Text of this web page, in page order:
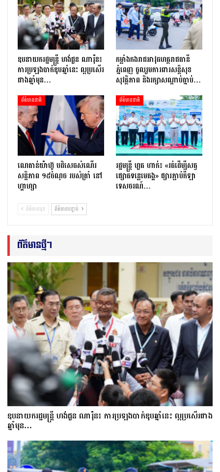
ឧបនាយករដ្ឋមន្ត្រី ហង់ជួន ណារ៉ុន៖
ការប្រឡងបាក់ឌុបឆ្នាំនេះ ល្អប្រសើរ
ជាងឆ្នាំមុន…
កម្លាំងកងរាជអាវុធហត្ថរាជធានី
ភ្នំពេញ ចូលរួមការពារសន្តិសុខ
សុវត្ថិភាព និងរក្សាសណ្តាប់ធ្នាប់…
ព័ត៌មានជាតិ
ណេតាន់យ៉ាហ៊ូ បដិសេធសំណើរ
សន្តិភាព ១៥ចំណុច របស់ត្រាំ នៅ
ហ្គាហ្សា
ព័ត៌មានជាតិ
រដ្ឋមន្ត្រី ហួត ហាក់៖ «រត់ដើម្បីសត្វ
ផ្សោតទន្លេមេគង្គ» ផ្សារភ្ជាប់កីឡា
ទេសចរណ៍…
ព័ត៌មានមុន ព័ត៌មានបន្ទាប់
ព័ត៌មានថ្មីៗ
ឧបនាយករដ្ឋមន្ត្រី ហង់ជួន ណារ៉ុន៖ ការប្រឡងបាក់ឌុបឆ្នាំនេះ ល្អប្រសើរជាង
ឆ្នាំមុន…